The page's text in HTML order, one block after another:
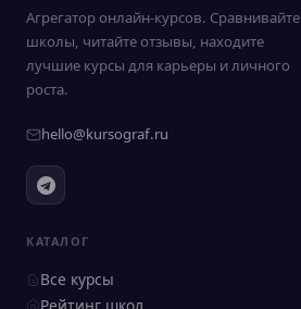
Агрегатор онлайн-курсов. Сравнивайте
школы, читайте отзывы, находите
лучшие курсы для карьеры и личного
роста.
hello@kursograf.ru
КАТАЛОГ
Все курсы